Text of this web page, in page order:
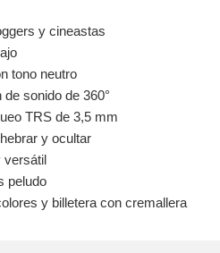
y cineastas
tono neutro
sonido de 360°
TRS de 3,5 mm
y ocultar
versátil
peludo
y billetera con cremallera